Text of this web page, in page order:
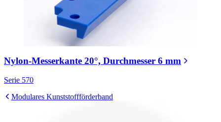
Nylon-Messerkante 20°, Durchmesser 6 mm
Serie 570
Modulares Kunststoffförderband